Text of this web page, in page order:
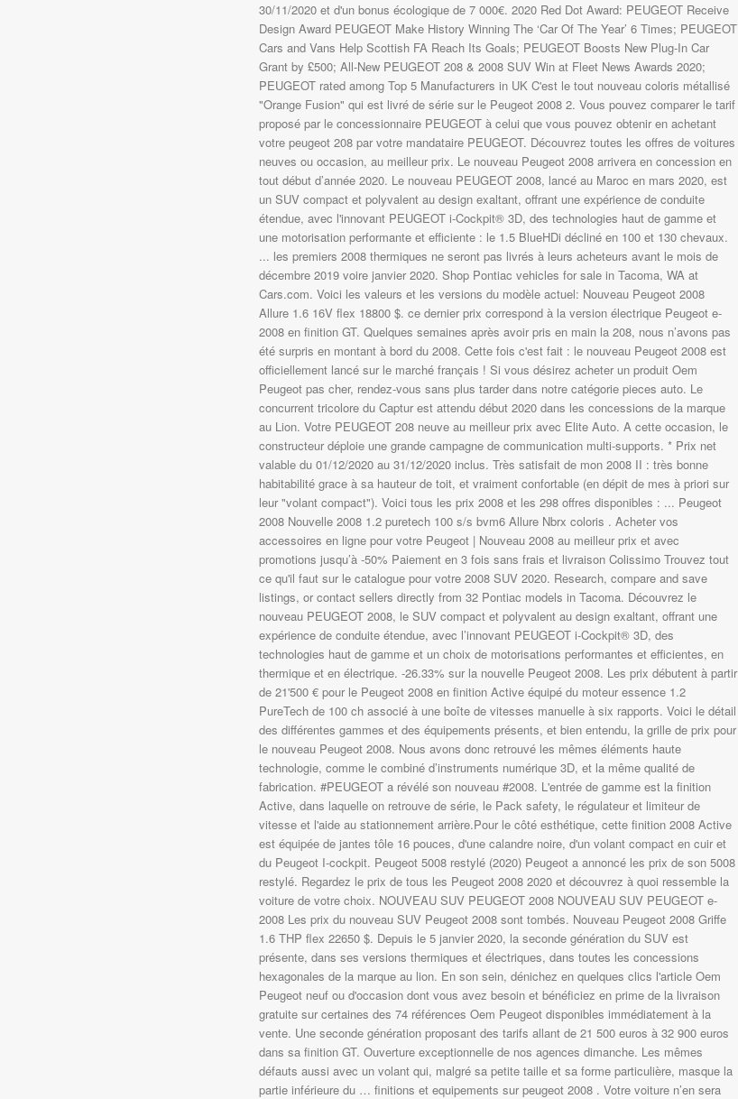
30/11/2020 et d'un bonus écologique de 7 000€. 2020 Red Dot Award: PEUGEOT Receive
Design Award PEUGEOT Make History Winning The ‘Car Of The Year’ 6 Times; PEUGEOT
Cars and Vans Help Scottish FA Reach Its Goals; PEUGEOT Boosts New Plug-In Car
Grant by £500; All-New PEUGEOT 208 & 2008 SUV Win at Fleet News Awards 2020;
PEUGEOT rated among Top 5 Manufacturers in UK C'est le tout nouveau coloris métallisé
"Orange Fusion" qui est livré de série sur le Peugeot 2008 2. Vous pouvez comparer le tarif
proposé par le concessionnaire PEUGEOT à celui que vous pouvez obtenir en achetant
votre peugeot 208 par votre mandataire PEUGEOT. Découvrez toutes les offres de voitures
neuves ou occasion, au meilleur prix. Le nouveau Peugeot 2008 arrivera en concession en
tout début d’année 2020. Le nouveau PEUGEOT 2008, lancé au Maroc en mars 2020, est
un SUV compact et polyvalent au design exaltant, offrant une expérience de conduite
étendue, avec l'innovant PEUGEOT i-Cockpit® 3D, des technologies haut de gamme et
une motorisation performante et efficiente : le 1.5 BlueHDi décliné en 100 et 130 chevaux.
... les premiers 2008 thermiques ne seront pas livrés à leurs acheteurs avant le mois de
décembre 2019 voire janvier 2020. Shop Pontiac vehicles for sale in Tacoma, WA at
Cars.com. Voici les valeurs et les versions du modèle actuel: Nouveau Peugeot 2008
Allure 1.6 16V flex 18800 $. ce dernier prix correspond à la version électrique Peugeot e-
2008 en finition GT. Quelques semaines après avoir pris en main la 208, nous n’avons pas
été surpris en montant à bord du 2008. Cette fois c'est fait : le nouveau Peugeot 2008 est
officiellement lancé sur le marché français ! Si vous désirez acheter un produit Oem
Peugeot pas cher, rendez-vous sans plus tarder dans notre catégorie pieces auto. Le
concurrent tricolore du Captur est attendu début 2020 dans les concessions de la marque
au Lion. Votre PEUGEOT 208 neuve au meilleur prix avec Elite Auto. A cette occasion, le
constructeur déploie une grande campagne de communication multi-supports. * Prix net
valable du 01/12/2020 au 31/12/2020 inclus. Très satisfait de mon 2008 II : très bonne
habitabilité grace à sa hauteur de toit, et vraiment confortable (en dépit de mes à priori sur
leur "volant compact"). Voici tous les prix 2008 et les 298 offres disponibles : ... Peugeot
2008 Nouvelle 2008 1.2 puretech 100 s/s bvm6 Allure Nbrx coloris . Acheter vos
accessoires en ligne pour votre Peugeot | Nouveau 2008 au meilleur prix et avec
promotions jusqu’à -50% Paiement en 3 fois sans frais et livraison Colissimo Trouvez tout
ce qu'il faut sur le catalogue pour votre 2008 SUV 2020. Research, compare and save
listings, or contact sellers directly from 32 Pontiac models in Tacoma. Découvrez le
nouveau PEUGEOT 2008, le SUV compact et polyvalent au design exaltant, offrant une
expérience de conduite étendue, avec l’innovant PEUGEOT i-Cockpit® 3D, des
technologies haut de gamme et un choix de motorisations performantes et efficientes, en
thermique et en électrique. -26.33% sur la nouvelle Peugeot 2008. Les prix débutent à partir
de 21'500 € pour le Peugeot 2008 en finition Active équipé du moteur essence 1.2
PureTech de 100 ch associé à une boîte de vitesses manuelle à six rapports. Voici le détail
des différentes gammes et des équipements présents, et bien entendu, la grille de prix pour
le nouveau Peugeot 2008. Nous avons donc retrouvé les mêmes éléments haute
technologie, comme le combiné d’instruments numérique 3D, et la même qualité de
fabrication. #PEUGEOT a révélé son nouveau #2008. L'entrée de gamme est la finition
Active, dans laquelle on retrouve de série, le Pack safety, le régulateur et limiteur de
vitesse et l'aide au stationnement arrière.Pour le côté esthétique, cette finition 2008 Active
est équipée de jantes tôle 16 pouces, d'une calandre noire, d'un volant compact en cuir et
du Peugeot I-cockpit. Peugeot 5008 restylé (2020) Peugeot a annoncé les prix de son 5008
restylé. Regardez le prix de tous les Peugeot 2008 2020 et découvrez à quoi ressemble la
voiture de votre choix. NOUVEAU SUV PEUGEOT 2008 NOUVEAU SUV PEUGEOT e-
2008 Les prix du nouveau SUV Peugeot 2008 sont tombés. Nouveau Peugeot 2008 Griffe
1.6 THP flex 22650 $. Depuis le 5 janvier 2020, la seconde génération du SUV est
présente, dans ses versions thermiques et électriques, dans toutes les concessions
hexagonales de la marque au lion. En son sein, dénichez en quelques clics l'article Oem
Peugeot neuf ou d'occasion dont vous avez besoin et bénéficiez en prime de la livraison
gratuite sur certaines des 74 références Oem Peugeot disponibles immédiatement à la
vente. Une seconde génération proposant des tarifs allant de 21 500 euros à 32 900 euros
dans sa finition GT. Ouverture exceptionnelle de nos agences dimanche. Les mêmes
défauts aussi avec un volant qui, malgré sa petite taille et sa forme particulière, masque la
partie inférieure du … finitions et equipements sur peugeot 2008 . Votre voiture n’en sera